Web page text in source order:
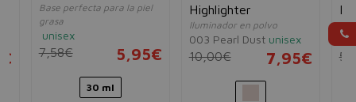
Base perfecta para la piel
grasa
unisex
7,58€ 5,95€
30 ml
Highlighter
Iluminador en polvo
003 Pearl Dust unisex
10,00€ 7,95€